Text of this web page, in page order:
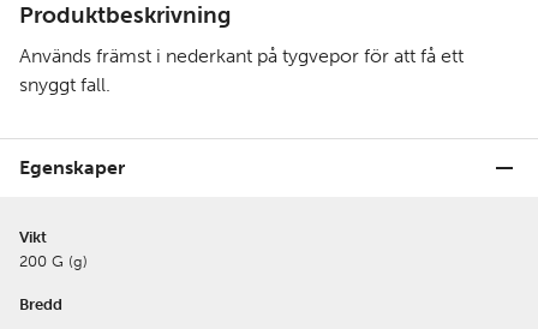
Produktbeskrivning
Används främst i nederkant på tygvepor för att få ett
snyggt fall.
Egenskaper
Vikt
200 G (g)
Bredd